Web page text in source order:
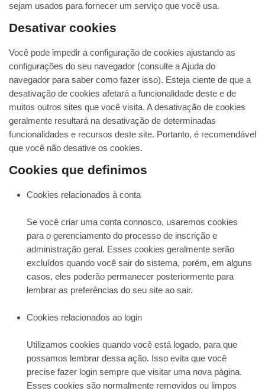
sejam usados ​​para fornecer um serviço que você usa.
Desativar cookies
Você pode impedir a configuração de cookies ajustando as
configurações do seu navegador (consulte a Ajuda do
navegador para saber como fazer isso). Esteja ciente de que a
desativação de cookies afetará a funcionalidade deste e de
muitos outros sites que você visita. A desativação de cookies
geralmente resultará na desativação de determinadas
funcionalidades e recursos deste site. Portanto, é recomendável
que você não desative os cookies.
Cookies que definimos
Cookies relacionados à conta
Se você criar uma conta connosco, usaremos cookies
para o gerenciamento do processo de inscrição e
administração geral. Esses cookies geralmente serão
excluídos quando você sair do sistema, porém, em alguns
casos, eles poderão permanecer posteriormente para
lembrar as preferências do seu site ao sair.
Cookies relacionados ao login
Utilizamos cookies quando você está logado, para que
possamos lembrar dessa ação. Isso evita que você
precise fazer login sempre que visitar uma nova página.
Esses cookies são normalmente removidos ou limpos